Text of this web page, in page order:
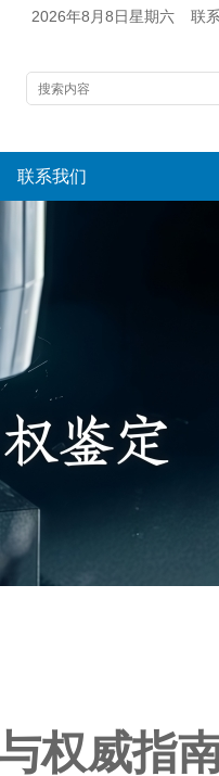
2026年8月8日星期六 联
联系我们
权威指